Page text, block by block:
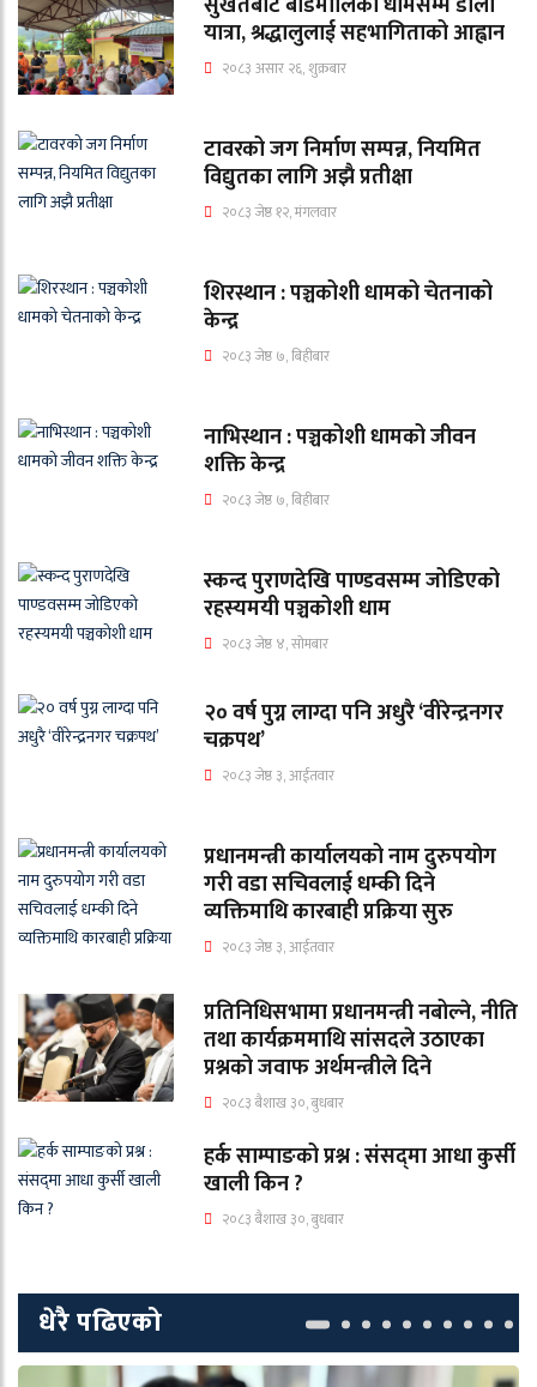
यात्रा, श्रद्धालुलाई सहभागिताको आह्वान
२०८३ असार २६, शुक्रबार
टावरको जग निर्माण सम्पन्न, नियमित
विद्युतका लागि अझै प्रतीक्षा
२०८३ जेष्ठ १२, मंगलवार
शिरस्थान : पञ्चकोशी धामको चेतनाको
केन्द्र
२०८३ जेष्ठ ७, बिहीबार
नाभिस्थान : पञ्चकोशी धामको जीवन
शक्ति केन्द्र
२०८३ जेष्ठ ७, बिहीबार
स्कन्द पुराणदेखि पाण्डवसम्म जोडिएको
रहस्यमयी पञ्चकोशी धाम
२०८३ जेष्ठ ४, सोमबार
२० वर्ष पुग्न लाग्दा पनि अधुरै ‘वीरेन्द्रनगर
चक्रपथ’
२०८३ जेष्ठ ३, आईतवार
प्रधानमन्त्री कार्यालयको नाम दुरुपयोग
गरी वडा सचिवलाई धम्की दिने
व्यक्तिमाथि कारबाही प्रक्रिया सुरु
२०८३ जेष्ठ ३, आईतवार
प्रतिनिधिसभामा प्रधानमन्त्री नबोल्ने, नीति
तथा कार्यक्रममाथि सांसदले उठाएका
प्रश्नको जवाफ अर्थमन्त्रीले दिने
२०८३ बैशाख ३०, बुधबार
हर्क साम्पाङको प्रश्न : संसद्‌मा आधा कुर्सी
खाली किन ?
२०८३ बैशाख ३०, बुधबार
धेरै पढिएको